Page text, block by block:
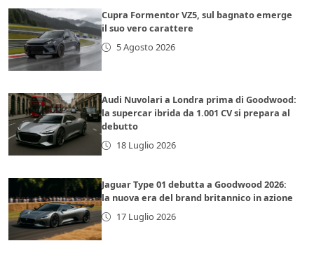
Cupra Formentor VZ5, sul bagnato emerge
il suo vero carattere
5 Agosto 2026
Audi Nuvolari a Londra prima di Goodwood:
la supercar ibrida da 1.001 CV si prepara al
debutto
18 Luglio 2026
Jaguar Type 01 debutta a Goodwood 2026:
la nuova era del brand britannico in azione
17 Luglio 2026